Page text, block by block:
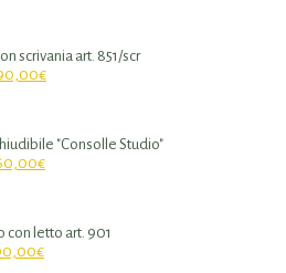
scrivania art. 851/scr
€
"Consolle Studio"
€
con letto art. 901
€